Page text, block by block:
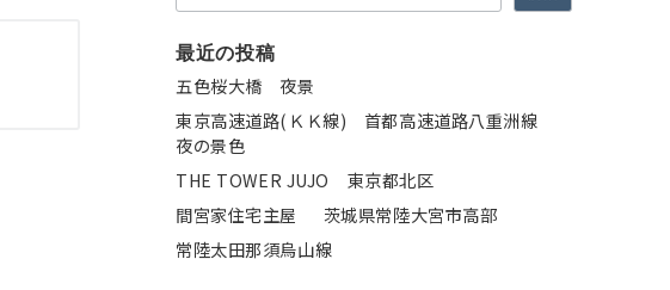
最近の投稿
五色桜大橋 夜景
東京高速道路(ＫＫ線) 首都高速道路八重洲線
夜の景色
THE TOWER JUJO 東京都北区
間宮家住宅主屋 茨城県常陸大宮市高部
常陸太田那須烏山線